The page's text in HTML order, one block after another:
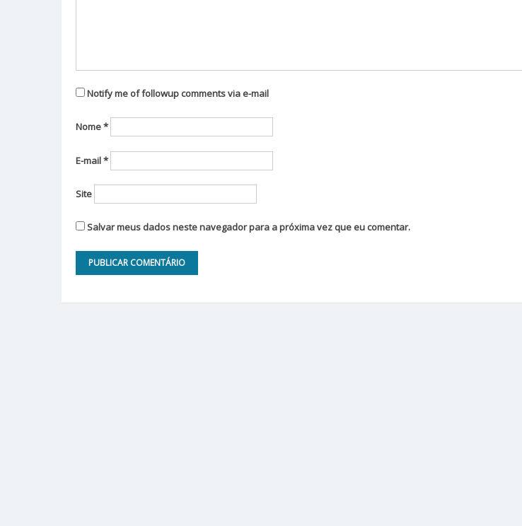
Notify me of followup comments via e-mail
Nome*
E-mail*
Site
Salvar meus dados neste navegador para a próxima vez que eu comentar.